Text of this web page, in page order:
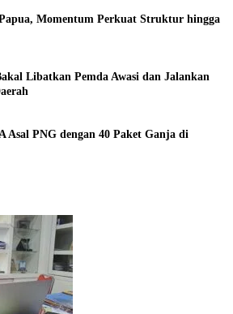
Momentum Perkuat Struktur hingga
Libatkan Pemda Awasi dan Jalankan
Asal PNG dengan 40 Paket Ganja di